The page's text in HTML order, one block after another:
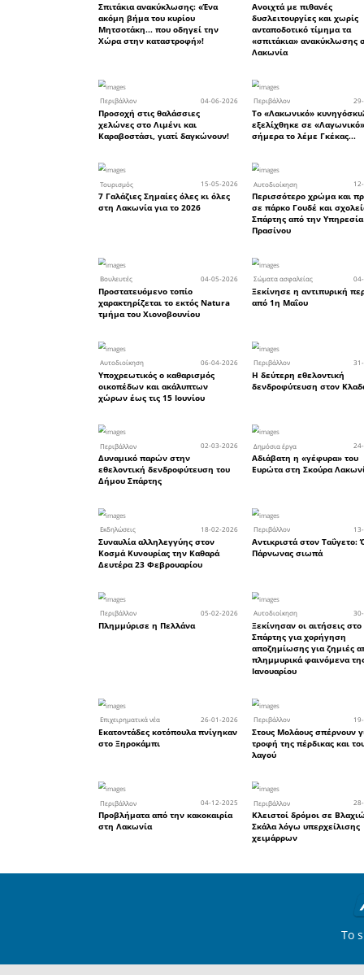
μέχρι
αυτή
ίχνη
στην
μέχρι
Το
Τεχνητή